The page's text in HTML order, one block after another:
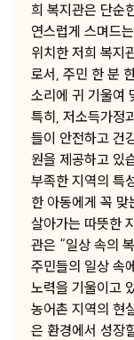
희 복지관은 단순
연스럽게 스며드
위치한 저희 복지
로서, 주민 한 분
소리에 귀 기울여
특히, 저소득가정
들이 안전하고 건
원을 제공하고 있
부족한 지역의 특
한 아동에게 꼭 맞
살아가는 따뜻한
관은 “일상 속의
주민들의 일상 속
노력을 기울이고
농어촌 지역의 현
은 환경에서 성장